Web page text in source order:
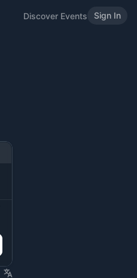
Discover Events Sign In